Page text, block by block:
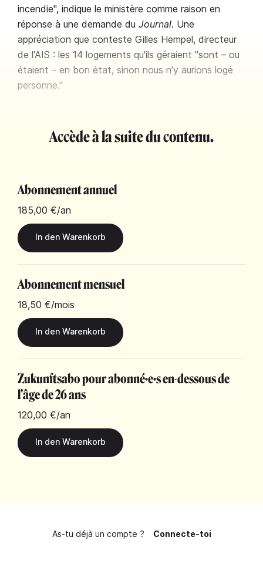
incendie", indique le ministère comme raison en
réponse à une demande du Journal. Une
appréciation que conteste Gilles Hempel, directeur
de l'AIS : les 14 logements qu'ils géraient "sont – ou
étaient – en bon état, sinon nous n'y aurions logé
personne."
Accède à la suite du contenu.
Abonnement annuel
185,00 €/an
Abonnement mensuel
18,50 €/mois
Zukunftsabo pour abonné·e·s en-dessous de
l'âge de 26 ans
120,00 €/an
As-tu déjà un compte ? Connecte-toi